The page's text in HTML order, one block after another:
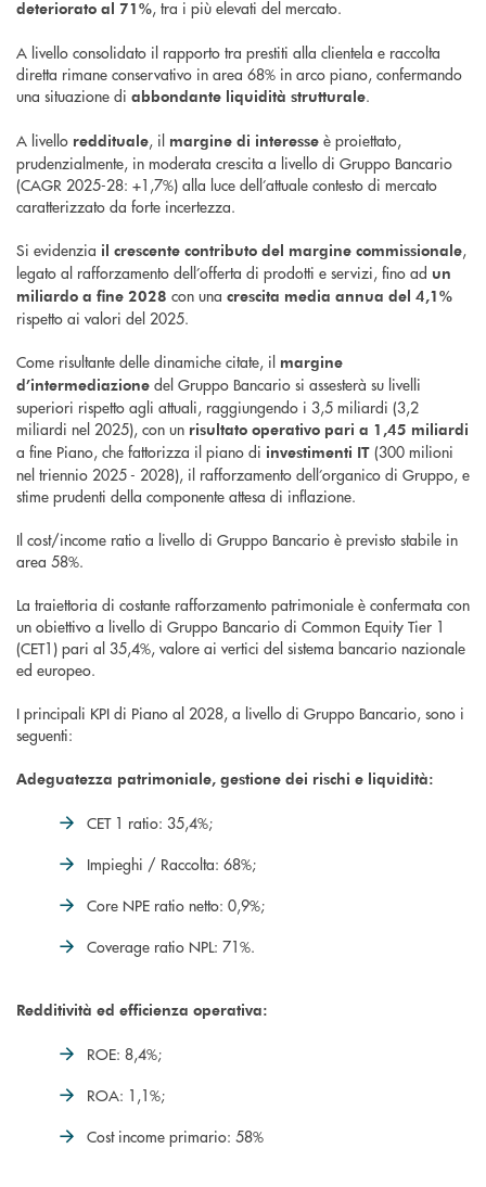
deteriorato al 71%, tra i più elevati del mercato.
A livello consolidato il rapporto tra prestiti alla clientela e raccolta
diretta rimane conservativo in area 68% in arco piano, confermando
una situazione di abbondante liquidità strutturale.
A livello reddituale, il margine di interesse è proiettato,
prudenzialmente, in moderata crescita a livello di Gruppo Bancario
(CAGR 2025-28: +1,7%) alla luce dell’attuale contesto di mercato
caratterizzato da forte incertezza.
Si evidenzia il crescente contributo del margine commissionale,
legato al rafforzamento dell’offerta di prodotti e servizi, fino ad un
miliardo a fine 2028 con una crescita media annua del 4,1%
rispetto ai valori del 2025.
Come risultante delle dinamiche citate, il margine
d’intermediazione del Gruppo Bancario si assesterà su livelli
superiori rispetto agli attuali, raggiungendo i 3,5 miliardi (3,2
miliardi nel 2025), con un risultato operativo pari a 1,45 miliardi
a fine Piano, che fattorizza il piano di investimenti IT (300 milioni
nel triennio 2025 - 2028), il rafforzamento dell’organico di Gruppo, e
stime prudenti della componente attesa di inflazione.
Il cost/income ratio a livello di Gruppo Bancario è previsto stabile in
area 58%.
La traiettoria di costante rafforzamento patrimoniale è confermata con
un obiettivo a livello di Gruppo Bancario di Common Equity Tier 1
(CET1) pari al 35,4%, valore ai vertici del sistema bancario nazionale
ed europeo.
I principali KPI di Piano al 2028, a livello di Gruppo Bancario, sono i
seguenti:
Adeguatezza patrimoniale, gestione dei rischi e liquidità:
CET 1 ratio: 35,4%;
Impieghi / Raccolta: 68%;
Core NPE ratio netto: 0,9%;
Coverage ratio NPL: 71%.
Redditività ed efficienza operativa:
ROE: 8,4%;
ROA: 1,1%;
Cost income primario: 58%